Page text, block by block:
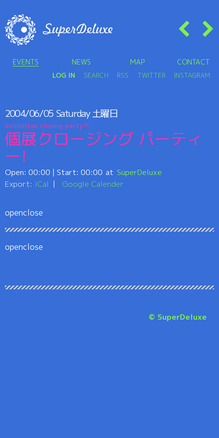
EVENTS NEWS MAP CONTACT
LOG IN SEARCH RSS TWITTER INSTAGRAM
2004/06/05 Saturday土曜日
exhibition closing party!!!
個展クロージング パーティ
ー!
Open: 00:00 | Start: 00:00
SuperDeluxe
Export: iCal Google Calender
openclose
openclose
© SuperDeluxe